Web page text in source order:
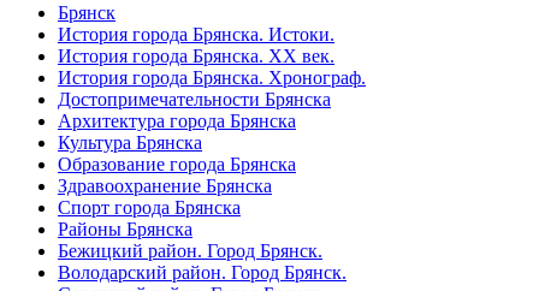
Брянск
История города Брянска. Истоки.
История города Брянска. XX век.
История города Брянска. Хронограф.
Достопримечательности Брянска
Архитектура города Брянска
Культура Брянска
Образование города Брянска
Здравоохранение Брянска
Спорт города Брянска
Районы Брянска
Бежицкий район. Город Брянск.
Володарский район. Город Брянск.